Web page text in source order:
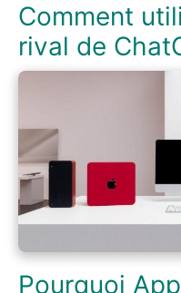
Comment
rival de
Pourquoi